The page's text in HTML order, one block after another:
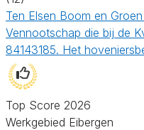
Ten Elsen Boom en
Vennootschap die bij de
84143185. Het
Top Score 2026
Werkgebied Eibergen